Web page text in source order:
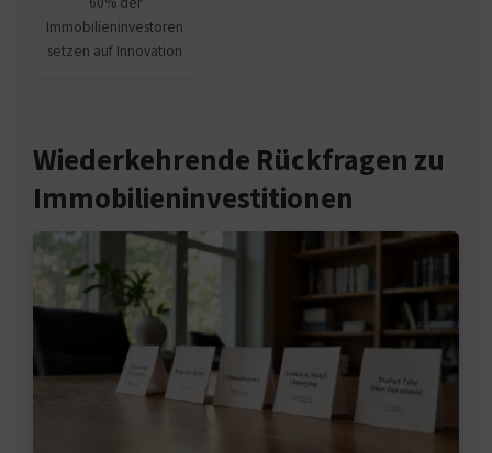
Immobilieninvestoren
setzen auf Innovation
Wiederkehrende Rückfragen zu
Immobilieninvestitionen